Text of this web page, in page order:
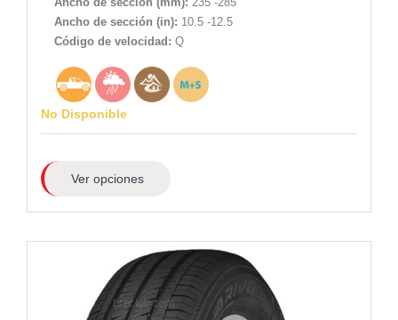
Ancho de sección (in): 10.5 -12.5
Código de velocidad: Q
No Disponible
Ver opciones